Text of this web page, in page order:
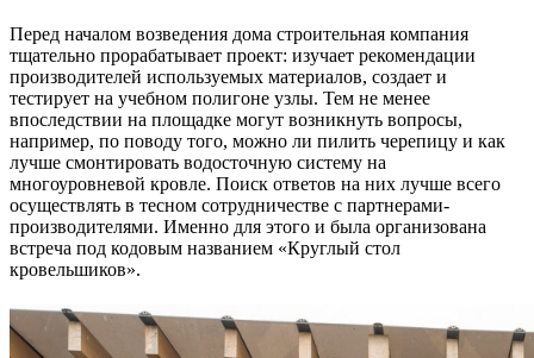
Перед началом возведения дома строительная компания
тщательно прорабатывает проект: изучает рекомендации
производителей используемых материалов, создает и
тестирует на учебном полигоне узлы. Тем не менее
впоследствии на площадке могут возникнуть вопросы,
например, по поводу того, можно ли пилить черепицу и как
лучше смонтировать водосточную систему на
многоуровневой кровле. Поиск ответов на них лучше всего
осуществлять в тесном сотрудничестве с партнерами-
производителями. Именно для этого и была организована
встреча под кодовым названием «Круглый стол
кровельшиков».